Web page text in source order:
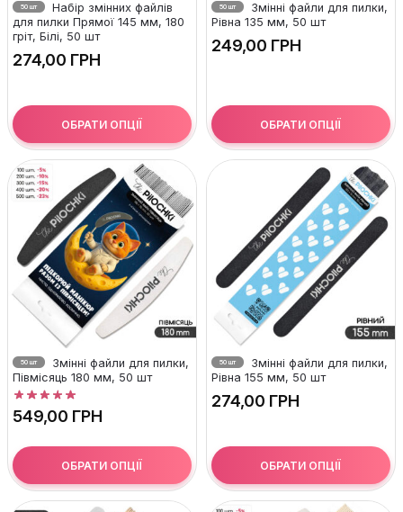
50 шт
Набір змінних файлів
для пилки Прямої 145 мм, 180
гріт, Білі, 50 шт
ГРН
ОБРАТИ ОПЦІЇ
50 шт
Змінні файли для пилки,
Рівна 135 мм, 50 шт
ГРН
ОБРАТИ ОПЦІЇ
50 шт
Змінні файли для пилки,
Півмісяць 180 мм, 50 шт
ГРН
ОБРАТИ ОПЦІЇ
50 шт
Змінні файли для пилки,
Рівна 155 мм, 50 шт
ГРН
ОБРАТИ ОПЦІЇ